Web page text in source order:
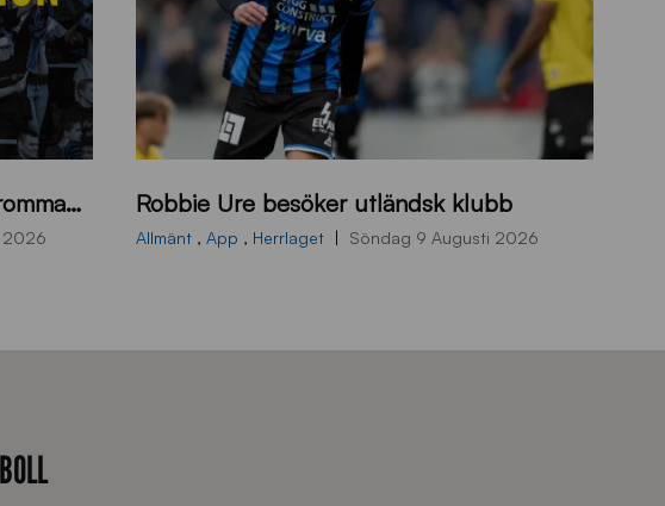
Publikinformation: IK Sirius – IF Brommapojkarna
2026
B
2
Robbie Ure besöker utländsk klubb
Allmänt , App , Herrlaget Söndag 9 Augusti 2026